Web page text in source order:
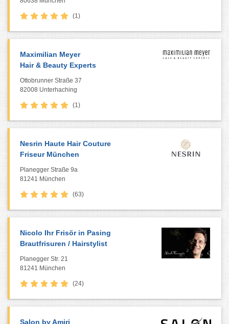
(1)
Maximilian Meyer
Hair & Beauty Experts
Ottobrunner Straße 37
82008 Unterhaching
(1)
Nesrin Haute Hair Couture
Friseur München
Planegger Straße 9a
81241 München
(63)
Nicolo Ihr Frisör in Pasing
Brautfrisuren / Hairstylist
Planegger Str. 21
81241 München
(24)
Salon by Amiri